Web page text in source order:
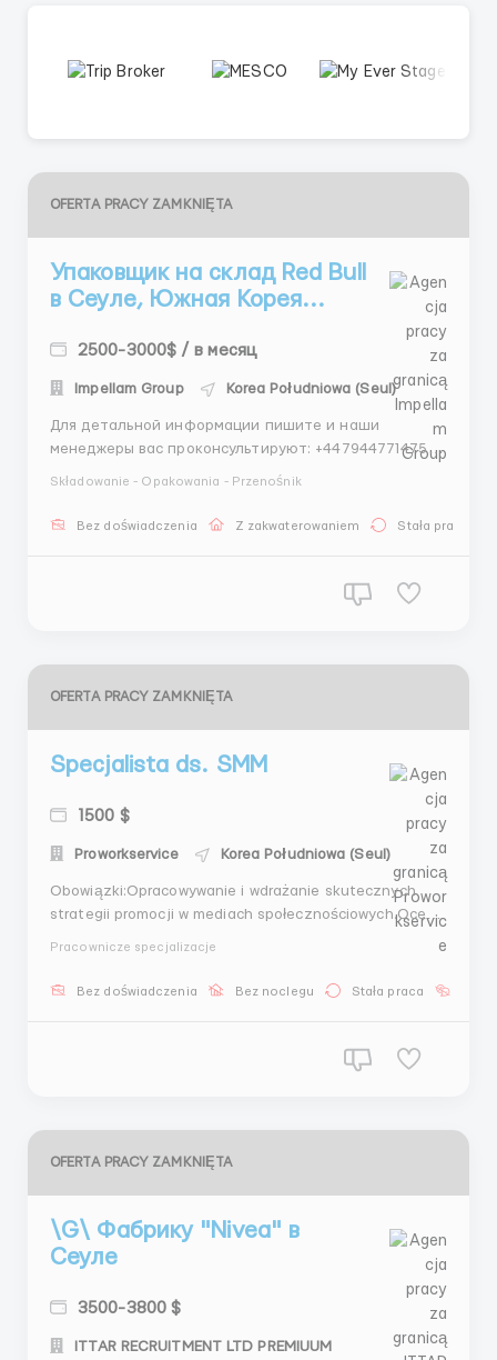
OFERTA PRACY ZAMKNIĘTA
Упаковщик на склад Red Bull
в Сеуле, Южная Корея...
2500-3000$ / в месяц
Impellam Group Korea Południowa (Seul)
Для детальной информации пишите и наши
менеджеры вас проконсультируют: +447944771475-
Telegram +447944771475- Whatsapp Business
границей – Impellam Group plc Наши гарантии: Более
Składowanie - Opakowania - Przenośnik
Bez doświadczenia Z zakwaterowaniem Stała praca
OFERTA PRACY ZAMKNIĘTA
Specjalista ds. SMM
1500 $
Proworkservice Korea Południowa (Seul)
Obowiązki:Opracowywanie i wdrażanie skutecznych
strategii promocji w mediach społecznościowych.Ocena
aktualizacja kont firmowych.Wymagania:Komunikacja z
Pracownicze specjalizacje
Bez doświadczenia Bez noclegu Stała praca
OFERTA PRACY ZAMKNIĘTA
\G\ Фабрику "Nivea" в
Сеуле
3500-3800 $
ITTAR RECRUITMENT LTD PREMIUUM